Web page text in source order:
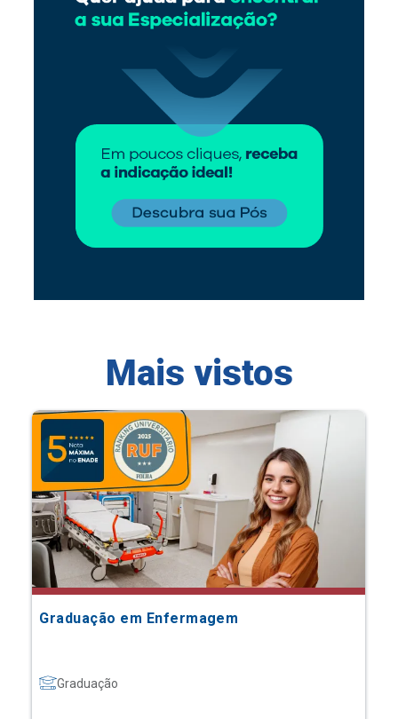
Mais vistos
Graduação em Enfermagem
Graduação